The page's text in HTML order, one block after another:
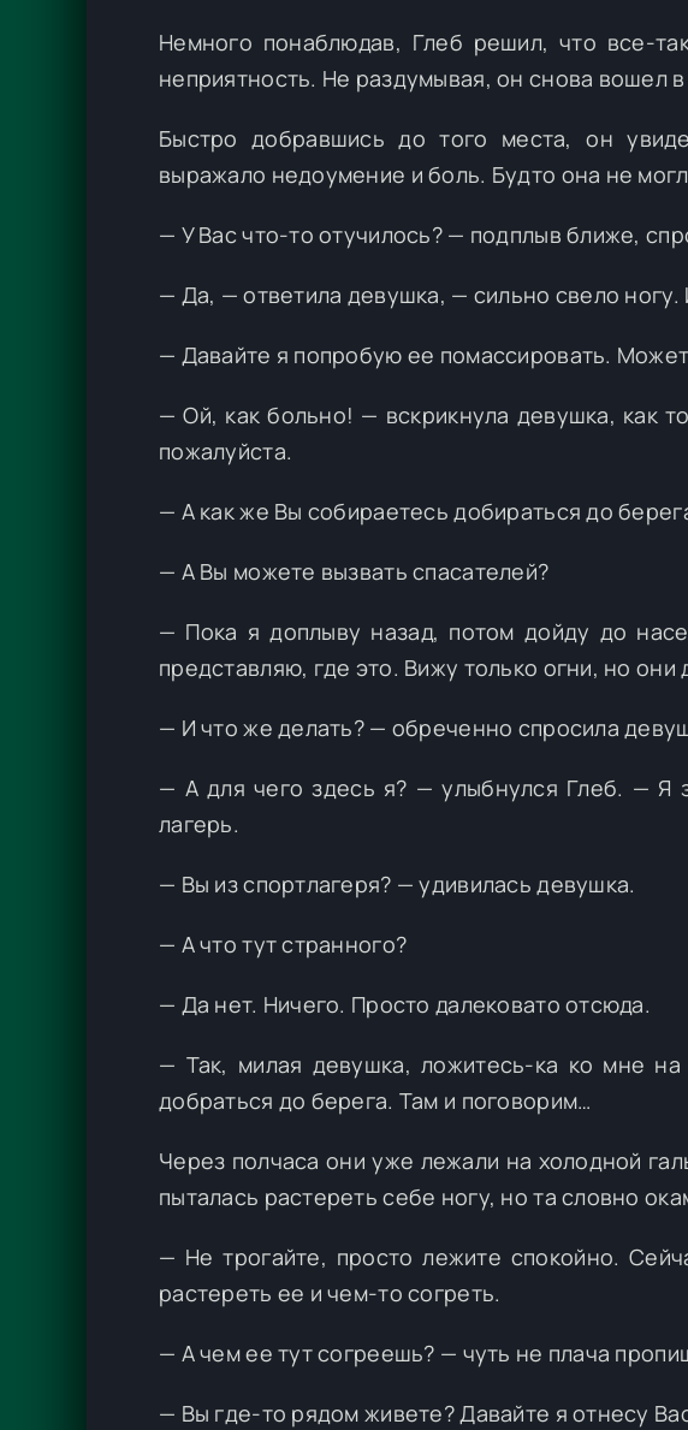
Немного понаблюдав, Глеб решил, что все-
неприятность. Не раздумывая, он снова вошел в
Быстро добравшись до того места, он
выражало недоумение и боль. Будто она не
— У Вас что-то отучилось? — подплыв ближе,
— Да, — ответила девушка, — сильно свело ногу.
— Давайте я попробую ее помассировать.
— Ой, как больно! — вскрикнула девушка, как
пожалуйста.
— А как же Вы собираетесь добираться до
— А Вы можете вызвать спасателей?
— Пока я доплыву назад, потом дойду до
представляю, где это. Вижу только огни, но они
— И что же делать? — обреченно спросила
— А для чего здесь я? — улыбнулся Глеб. — Я
лагерь.
— Вы из спортлагеря? — удивилась девушка.
— А что тут странного?
— Да нет. Ничего. Просто далековато отсюда.
— Так, милая девушка, ложитесь-ка ко мне
добраться до берега. Там и поговорим…
Через полчаса они уже лежали на холодной
пыталась растереть себе ногу, но та словно
— Не трогайте, просто лежите спокойно.
растереть ее и чем-то согреть.
— А чем ее тут согреешь? — чуть не плача
— Вы где-то рядом живете? Давайте я отнесу